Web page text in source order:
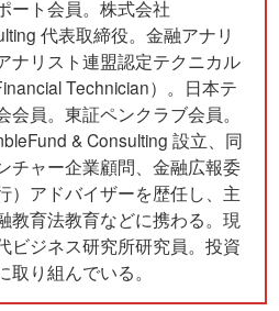
ート会員。株式会社
代表取締役。金融アナリ
ナリスト連盟認定テクニカル
Technician）。日本テ
員。東証ペンクラブ会員。
& Consulting 設立、同
チャー企業顧問、金融広報委
）アドバイザーを歴任し、主
教育法教育などに携わる。現
ビジネス研究所研究員。投資
り組んでいる。